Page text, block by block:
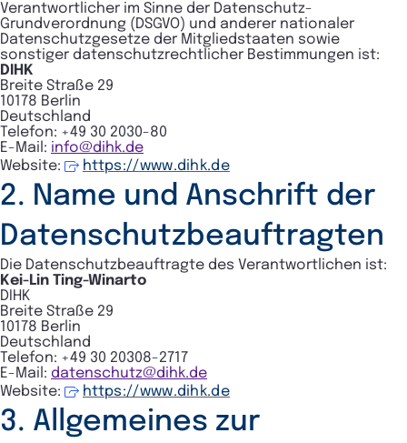
Verantwortlicher im Sinne der Datenschutz-
Grundverordnung (DSGVO) und anderer nationaler
Datenschutzgesetze der Mitgliedstaaten sowie
sonstiger datenschutzrechtlicher Bestimmungen ist:
DIHK
Breite Straße 29
10178 Berlin
Deutschland
Telefon: +49 30 2030-80
E-Mail: info@dihk.de
Website:
https://www.dihk.de
2. Name und Anschrift der
Datenschutzbeauftragten
Die Datenschutzbeauftragte des Verantwortlichen ist:
Kei-Lin Ting-Winarto
DIHK
Breite Straße 29
10178 Berlin
Deutschland
Telefon: +49 30 20308-2717
E-Mail: datenschutz@dihk.de
Website:
https://www.dihk.de
3. Allgemeines zur